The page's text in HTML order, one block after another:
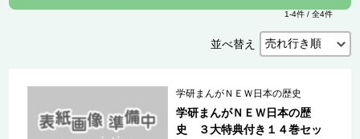
1-4件 / 全4件
並べ替え
学研まんがＮＥＷ日本の歴史
学研まんがＮＥＷ日本の歴
史 ３大特典付き１４巻セッ